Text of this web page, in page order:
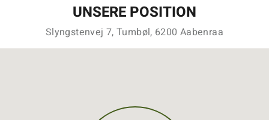
UNSERE POSITION
Slyngstenvej 7, Tumbøl, 6200 Aabenraa